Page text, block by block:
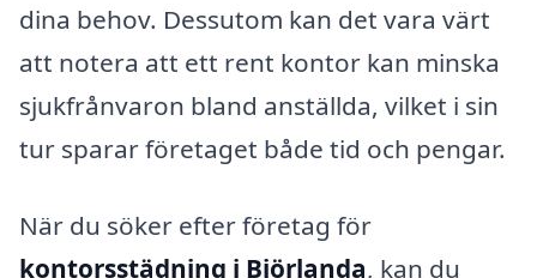
dina behov. Dessutom kan det vara värt
att notera att ett rent kontor kan minska
sjukfrånvaron bland anställda, vilket i sin
tur sparar företaget både tid och pengar.
När du söker efter företag för
kontorsstädning i Björlanda, kan du